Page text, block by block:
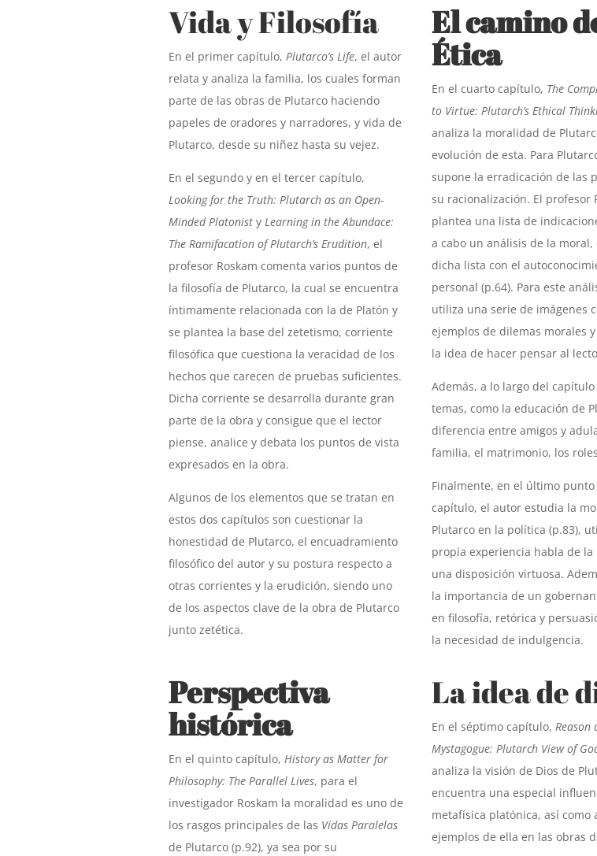
Vida y Filosofía
En el primer capítulo, Plutarco’s Life, el autor
relata y analiza la familia, los cuales forman
parte de las obras de Plutarco haciendo
papeles de oradores y narradores, y vida de
Plutarco, desde su niñez hasta su vejez.
En el segundo y en el tercer capítulo,
Looking for the Truth: Plutarch as an Open-
Minded Platonist y Learning in the Abundace:
The Ramifacation of Plutarch’s Erudition, el
profesor Roskam comenta varios puntos de
la filosofía de Plutarco, la cual se encuentra
íntimamente relacionada con la de Platón y
se plantea la base del zetetismo, corriente
filosófica que cuestiona la veracidad de los
hechos que carecen de pruebas suficientes.
Dicha corriente se desarrolla durante gran
parte de la obra y consigue que el lector
piense, analice y debata los puntos de vista
expresados en la obra.
Algunos de los elementos que se tratan en
estos dos capítulos son cuestionar la
honestidad de Plutarco, el encuadramiento
filosófico del autor y su postura respecto a
otras corrientes y la erudición, siendo uno
de los aspectos clave de la obra de Plutarco
junto zetética.
El camino
Ética
En el cuarto capítulo, The
to Virtue: Plutarch’s Ethical
analiza la moralidad de
evolución de esta. Para
supone la erradicación de las
su racionalización. El profesor
plantea una lista de
a cabo un análisis de la moral,
dicha lista con el
personal (p.64). Para este
utiliza una serie de imágenes
ejemplos de dilemas morales
la idea de hacer pensar al
Además, a lo largo del
temas, como la educación de
diferencia entre amigos y
familia, el matrimonio, los
Finalmente, en el último
capítulo, el autor estudia la
Plutarco en la política (p.83),
propia experiencia habla de la
una disposición virtuosa.
la importancia de un
en filosofía, retórica y
la necesidad de indulgencia.
Perspectiva
histórica
En el quinto capítulo, History as Matter for
Philosophy: The Parallel Lives, para el
investigador Roskam la moralidad es uno de
los rasgos principales de las Vidas Paralelas
de Plutarco (p.92), ya sea por su
La idea de
En el séptimo capítulo, Reason
Mystagogue: Plutarch View of
analiza la visión de Dios de
encuentra una especial
metafísica platónica, así como
ejemplos de ella en las obras